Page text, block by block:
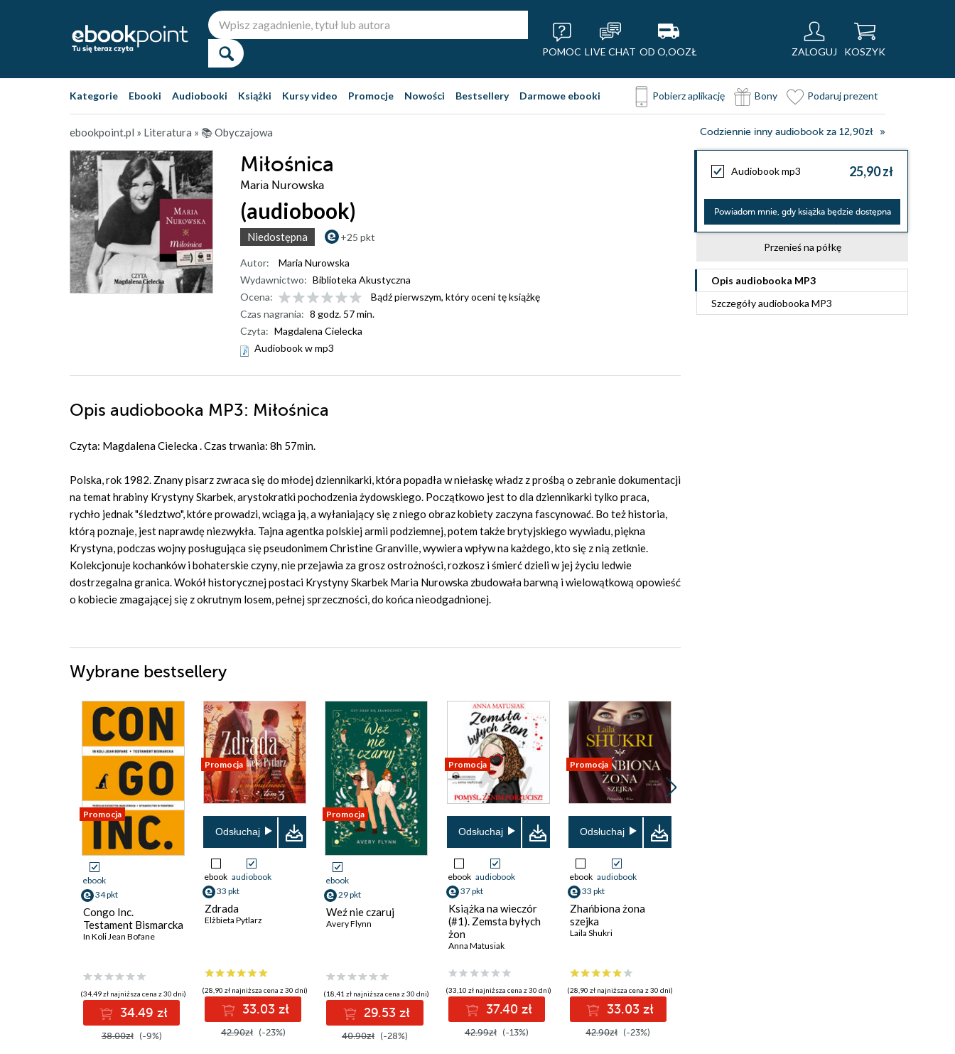
POMOC LIVE CHAT OD O,OOZŁ ZALOGUJ KOSZYK
Kategorie Ebooki Audiobooki Książki Kursy video Promocje Nowości Bestsellery Darmowe ebooki Pobierz aplikację Bony Podaruj prezent
ebookpoint.pl » Literatura » 📚 Obyczajowa Codziennie inny audiobook za 12,90zł
Miłośnica
Maria Nurowska
(audiobook)
Niedostępna +25 pkt
Autor:
Maria Nurowska
Wydawnictwo: Biblioteka Akustyczna
Ocena:
Bądź pierwszym, który oceni tę książkę
Czas nagrania: 8 godz. 57 min.
Czyta: Magdalena Cielecka
Audiobook w mp3
Audiobook mp3 25,90 zł
Powiadom mnie, gdy książka będzie dostępna
Przenieś na półkę
Opis audiobooka MP3
Szczegółyaudiobooka MP3
Opis audiobooka MP3: Miłośnica
Czyta: Magdalena Cielecka . Czas trwania: 8h 57min.
Polska, rok 1982. Znany pisarz zwraca się do młodej dziennikarki, która popadła w niełaskę władz z prośbą o zebranie dokumentacji
na temat hrabiny Krystyny Skarbek, arystokratki pochodzenia żydowskiego. Początkowo jest to dla dziennikarki tylko praca,
rychło jednak "śledztwo", które prowadzi, wciąga ją, a wyłaniający się z niego obraz kobiety zaczyna fascynować. Bo też historia,
którą poznaje, jest naprawdę niezwykła. Tajna agentka polskiej armii podziemnej, potem także brytyjskiego wywiadu, piękna
Krystyna, podczas wojny posługująca się pseudonimem Christine Granville, wywiera wpływ na każdego, kto się z nią zetknie.
Kolekcjonuje kochanków i bohaterskie czyny, nie przejawia za grosz ostrożności, rozkosz i śmierć dzieli w jej życiu ledwie
dostrzegalna granica. Wokół historycznej postaci Krystyny Skarbek Maria Nurowska zbudowała barwną i wielowątkową opowieść
o kobiecie zmagającej się z okrutnym losem, pełnej sprzeczności, do końca nieodgadnionej.
Wybrane bestsellery
Promocja
ebook
34 pkt
Congo Inc.
Testament Bismarcka
In Koli Jean Bofane
(34,49 zł najniższa cena z 30 dni)
34.49 zł
38.00zł (-9%)
Promocja
Odsłuchaj
ebook audiobook
33 pkt
Zdrada
Elżbieta Pytlarz
(28,90 zł najniższa cena z 30 dni)
33.03 zł
42.90zł (-23%)
Promocja
ebook
29 pkt
Weź nie czaruj
Avery Flynn
(18,41 zł najniższa cena z 30 dni)
29.53 zł
40.90zł (-28%)
Promocja
Odsłuchaj
ebook audiobook
37 pkt
Książka na wieczór
(#1). Zemsta byłych
żon
Anna Matusiak
(33,10 zł najniższa cena z 30 dni)
37.40 zł
42.99zł (-13%)
Promocja
Odsłuchaj
ebook audiobook
33 pkt
Zhańbiona żona
szejka
Laila Shukri
(28,90 zł najniższa cena z 30 dni)
33.03 zł
42.90zł (-23%)